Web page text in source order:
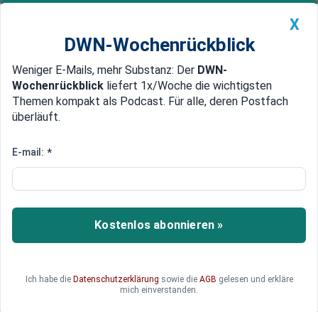
Newsticker MEIN DWN: Geldanlage Premium
Edelmetalle DWN-Magazin China
Akten beschlagnahmen?
Bundesländer bezweifeln
Angaben über Identität der
Flüchtlinge
Einige Bundesländer glauben den Angaben des
dass vom Amt angegebene Identitäten
zutreffend sind. Der Generalstaatsanwalt von
X
DWN-Wochenrückblick
Weniger E-Mails, mehr Substanz: Der DWN-
Wochenrückblick liefert 1x/Woche die wichtigsten
Themen kompakt als Podcast. Für alle, deren Postfach
überläuft.
E-mail: *
Kostenlos abonnieren »
Ich habe die Datenschutzerklärung sowie die AGB gelesen und erkläre
mich einverstanden.